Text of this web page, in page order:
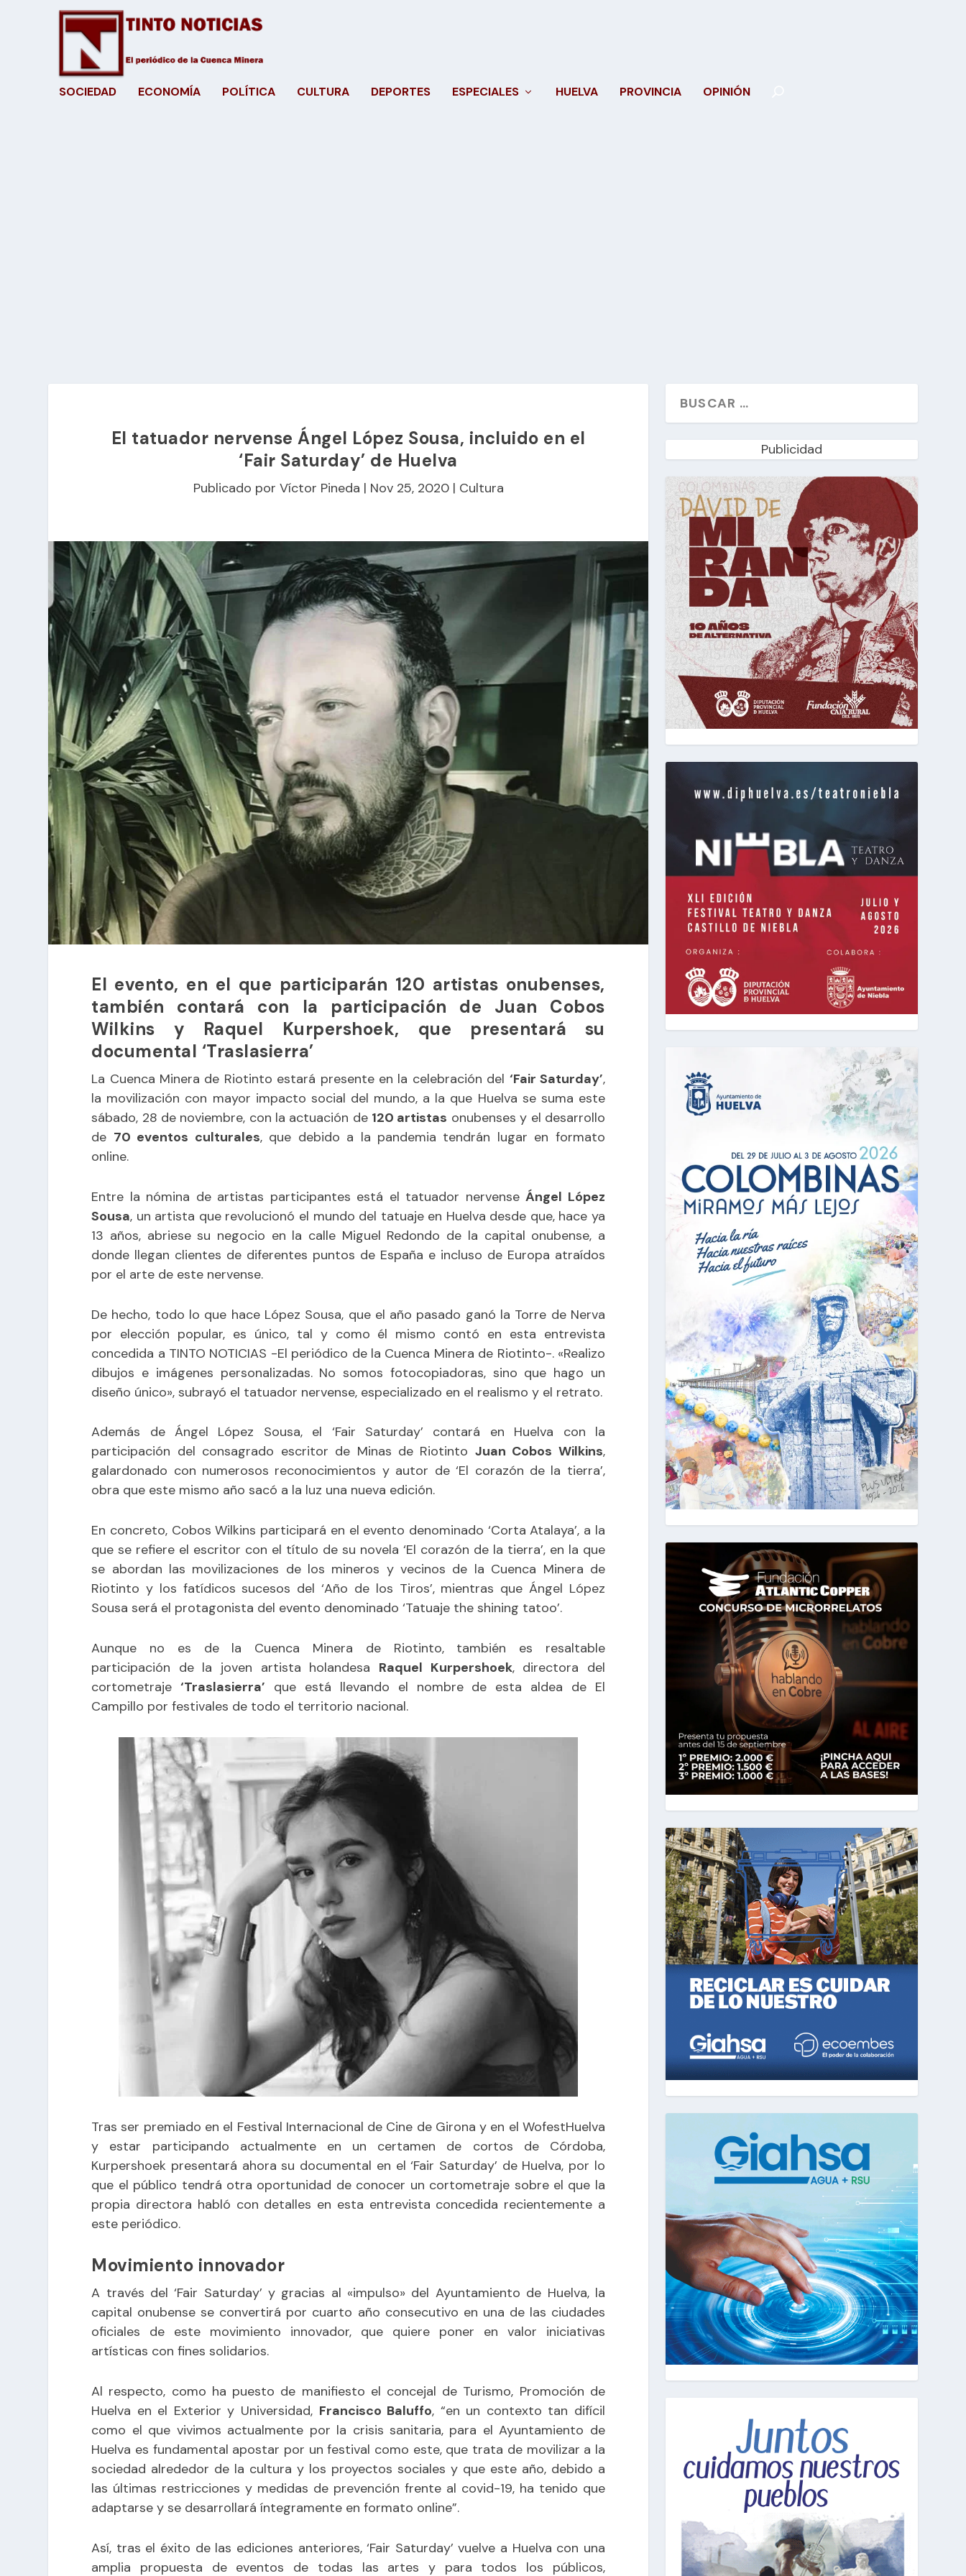
SOCIEDAD ECONOMÍA POLÍTICA CULTURA DEPORTES ESPECIALES HUELVA PROVINCIA OPINIÓN
El tatuador nervense Ángel López Sousa, incluido en el
‘Fair Saturday’ de Huelva
Publicado por Víctor Pineda | Nov 25, 2020| Cultura
El evento, en el que participarán 120 artistas onubenses,
también contará con la participación de Juan Cobos
Wilkins y Raquel Kurpershoek, que presentará su
documental ‘Traslasierra’
La Cuenca Minera de Riotinto estará presente en la celebración del ‘Fair Saturday’,
la movilización con mayor impacto social del mundo, a la que Huelva se suma este
sábado, 28 de noviembre, con la actuación de 120 artistas onubenses y el desarrollo
de 70 eventos culturales, que debido a la pandemia tendrán lugar en formato
online.
Entre la nómina de artistas participantes está el tatuador nervenseÁngel López
Sousa, un artista que revolucionó el mundo del tatuaje en Huelva desde que, hace ya
13 años, abriese su negocio en la calle Miguel Redondo de la capital onubense, a
donde llegan clientes de diferentes puntos de España e incluso de Europa atraídos
por el arte de este nervense.
De hecho, todo lo que hace López Sousa, que el año pasado ganó la Torre de Nerva
por elección popular, es único, tal y como él mismo contó en esta entrevista
concedida a TINTO NOTICIAS -El periódico de la Cuenca Minera de Riotinto-. «Realizo
dibujos e imágenes personalizadas. No somos fotocopiadoras, sino que hago un
diseño único», subrayó el tatuador nervense, especializado en el realismo y el retrato.
Además de Ángel López Sousa, el ‘Fair Saturday’ contará en Huelva con la
participación del consagrado escritor de Minas de Riotinto Juan Cobos Wilkins,
galardonado con numerosos reconocimientos y autor de ‘El corazón de la tierra’,
obra que este mismo año sacó a la luz una nueva edición.
En concreto, Cobos Wilkins participará en el evento denominado ‘Corta Atalaya’, a la
que se refiere el escritor con el título de su novela ‘El corazón de la tierra’, en la que
se abordan las movilizaciones de los mineros y vecinos de la Cuenca Minera de
Riotinto y los fatídicos sucesos del ‘Año de los Tiros’, mientras que Ángel López
Sousa será el protagonista del evento denominado ‘Tatuaje the shining tatoo’.
Aunque no es de la Cuenca Minera de Riotinto, también es resaltable
participación de la joven artista holandesa Raquel Kurpershoek, directora del
cortometraje‘Traslasierra’ que está llevando el nombre de esta aldea de El
Campillo por festivales de todo el territorio nacional.
Tras ser premiado en el Festival Internacional de Cine de Girona y en el WofestHuelva
y estar participando actualmente en un certamen de cortos de Córdoba,
Kurpershoek presentará ahora su documental en el ‘Fair Saturday’ de Huelva, por lo
que el público tendrá otra oportunidad de conocer un cortometraje sobre el que la
propia directora habló con detalles en esta entrevista concedida recientemente a
este periódico.
Movimiento innovador
A través del ‘Fair Saturday’ y gracias al «impulso» del Ayuntamiento de Huelva, la
capital onubense se convertirá por cuarto año consecutivo en una de las ciudades
oficiales de este movimiento innovador, que quiere poner en valor iniciativas
artísticas con fines solidarios.
Al respecto, como ha puesto de manifiesto el concejal de Turismo, Promoción de
Huelva en el Exterior y Universidad, Francisco Baluffo, “en un contexto tan difícil
como el que vivimos actualmente por la crisis sanitaria, para el Ayuntamiento de
Huelva es fundamental apostar por un festival como este, que trata de movilizar a la
sociedad alrededor de la cultura y los proyectos sociales y que este año, debido a
las últimas restricciones y medidas de prevención frente al covid-19, ha tenido que
adaptarse y se desarrollará íntegramente en formato online”.
Así, tras el éxito de las ediciones anteriores, ‘Fair Saturday’ vuelve a Huelva con una
amplia propuesta de eventos de todas las artes y para todos los públicos,
Publicidad